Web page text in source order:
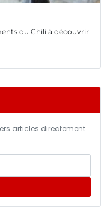
du Chili à découvrir
articles directement